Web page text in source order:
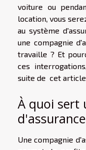
voiture ou
location, vous
au système
une compagnie
travaille ? Et
ces
suite de cet article.
À quoi sert
Une compagnie